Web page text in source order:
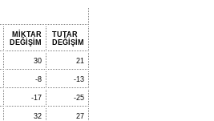
MİKTAR
DEĞİŞİM
TUTAR
DEĞİŞİM
30 21
-8 -13
-17 -25
32 27